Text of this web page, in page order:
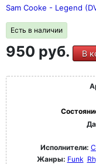
Sam Cooke - Legend
Есть в наличии
950 руб. В
Исполнители:
Жанры: Funk